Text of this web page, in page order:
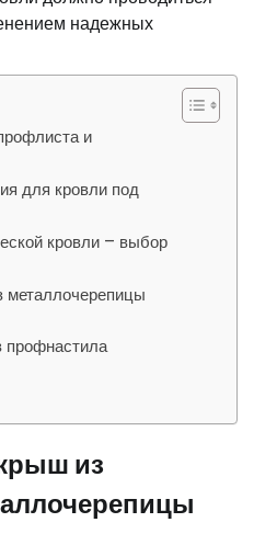
надежных
и
для кровли под
кровли – выбор
металлочерепицы
профнастила
из